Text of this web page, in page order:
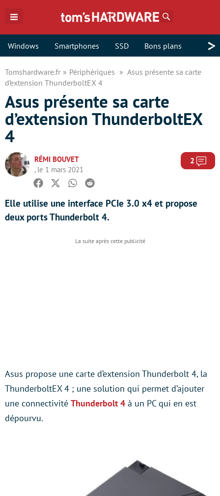
Windows Smartphones SSD Bons plans >
Tomshardware.fr Périphériques
Asus présente sa carte
d’extension ThunderboltEX 4
Asus présente sa carte
d’extension ThunderboltEX
4
RÉMI BOUVET
, le 1 mars 2021
2
Facebook
TwitterWhatsapp
Reddit
Elle utilise une interface PCIe 3.0 x4 et propose
deux ports Thunderbolt 4.
Asus propose une carte d’extension Thunderbolt 4, la
ThunderboltEX 4 ; une solution qui permet d’ajouter
une connectivité Thunderbolt 4 à un PC qui en est
dépourvu.